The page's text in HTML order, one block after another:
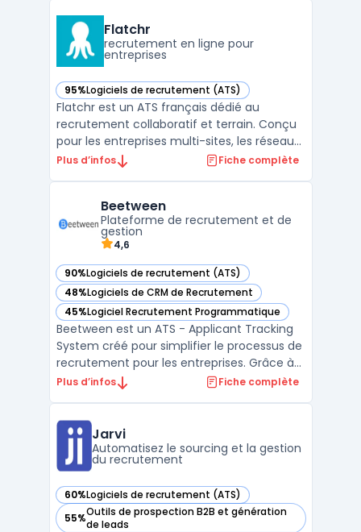
souhaitent automatiser leurs processus et
sécuriser les don ...
Flatchr
recrutement en ligne pour
entreprises
95%Logiciels de recrutement (ATS)
— voir Flatchr dans cette catégorie
Flatchr est un ATS français dédié au
recrutement collaboratif et terrain. Conçu
pour les entreprises multi-sites, les réseaux,
les franchises et les organisations qui
opérationnels de recruter ensemble plus
efficacement.Grâce à u ...
Plus d’infos Fiche complète
Beetween
Plateforme de recrutement et de
gestion
4,6
90%Logiciels de recrutement (ATS)
— voir Beetween dans cette catégorie
48%Logiciels de CRM de Recrutement
— voir Beetween dans cette catégorie
45%Logiciel Recrutement Programmatique
— voir Beetween dans cette catégorie
Beetween est un ATS - Applicant Tracking
System créé pour simplifier le processus de
recrutement pour les entreprises. Grâce à
une variété d'outils intuitifs et à une
du processus de recrutement, de la
publication d'offr ...
Plus d’infos Fiche complète
Jarvi
Automatisez le sourcing et la gestion
du recrutement
60%Logiciels de recrutement (ATS)
— voir Jarvi dans cette catégorie
55%Outils de prospection B2B et génération
de leads
— voir Jarvi dans cette catégorie